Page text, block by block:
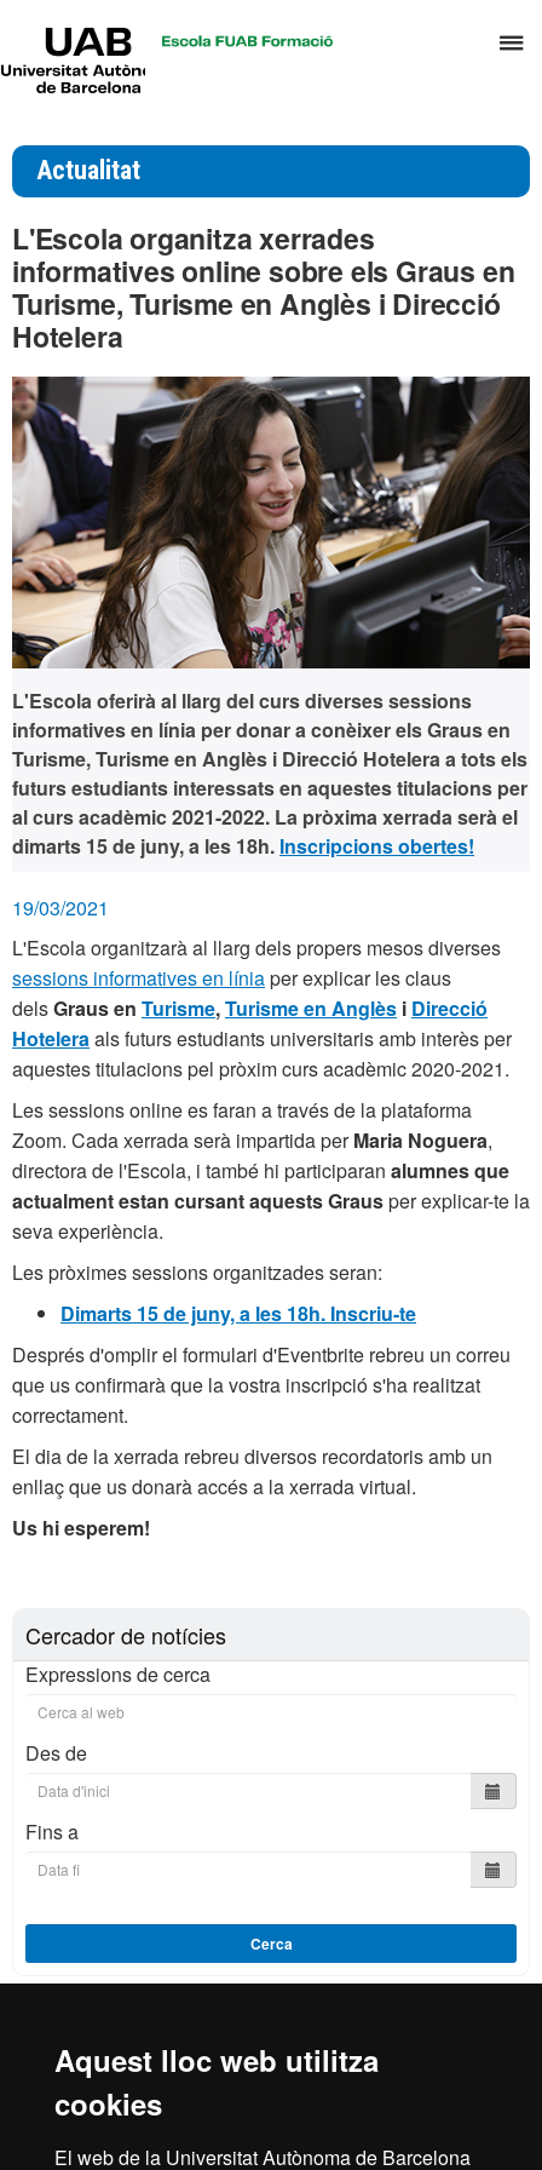
Aquest lloc web utilitza
cookies
El web de la Universitat Autònoma de Barcelona
el
Universitat
Actualitat
L'Escola organitza xerrades
informatives online sobre els Graus en
Turisme, Turisme en Anglès i Direcció
Hotelera
L'Escola oferirà al llarg del curs diverses sessions
informatives en línia per donar a conèixer els Graus en
Turisme, Turisme en Anglès i Direcció Hotelera a tots els
futurs estudiants interessats en aquestes titulacions per
al curs acadèmic 2021-2022. La pròxima xerrada serà el
dimarts 15 de juny, a les 18h. Inscripcions obertes!
19/03/2021
L'Escola organitzarà al llarg dels propers mesos diverses
sessions informatives en líniaper explicar les claus
delsGraus en Turisme,Turisme en Anglès i Direcció
Hoteleraals futurs estudiants universitaris amb interès per
aquestes titulacions pel pròxim curs acadèmic 2020-2021.
Les sessions online es faran a través de la plataforma
Zoom. Cada xerrada serà impartida perMaria Noguera,
directora de l'Escola, i també hi participaran alumnes que
actualment estan cursant aquests Grausper explicar-te la
seva experiència.
Les pròximes sessions organitzades seran:
Dimarts 15 de juny, a les 18h. Inscriu-te
Després d'omplir el formulari d'Eventbrite rebreu un correu
que us confirmarà que la vostra inscripció s'ha realitzat
correctament.
El dia de la xerrada rebreu diversos recordatoris amb un
enllaç que us donarà accés a la xerrada virtual.
Us hi esperem!
Cercador de notícies
Expressions de cerca
Des de
Fins a
Cerca
Reconeixement internacional de l'excel·lència
HR